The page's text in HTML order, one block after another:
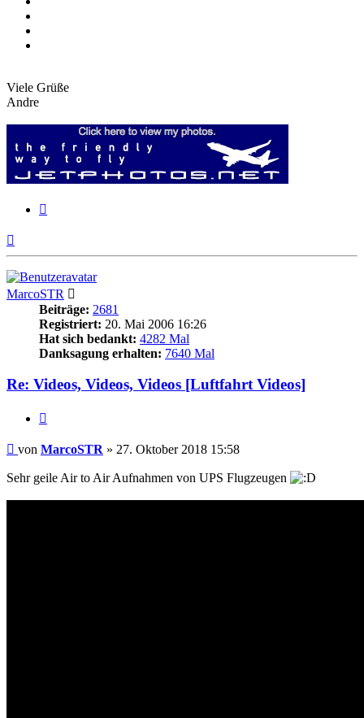
Viele Grüße
Andre
MarcoSTR
Beiträge: 2681
Registriert: 20. Mai 2006 16:26
Hat sich bedankt: 4282 Mal
Danksagung erhalten: 7640 Mal
Re: Videos, Videos, Videos [Luftfahrt Videos]
Beitrag
von MarcoSTR » 27. Oktober 2018 15:58
Sehr geile Air to Air Aufnahmen von UPS Flugzeugen